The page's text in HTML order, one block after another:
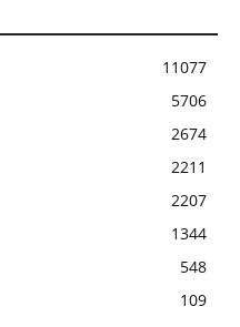
11077
5706
2674
2211
2207
1344
548
109